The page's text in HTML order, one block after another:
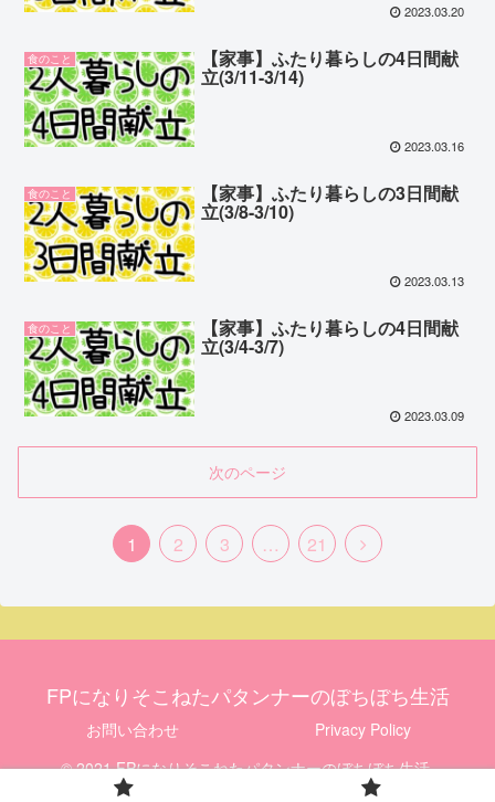
2023.03.20
食のこと 【家事】ふたり暮らしの4日間献
立(3/11-3/14)
2023.03.16
食のこと 【家事】ふたり暮らしの3日間献
立(3/8-3/10)
2023.03.13
食のこと 【家事】ふたり暮らしの4日間献
立(3/4-3/7)
2023.03.09
次のページ
1 2 3 … 21
FPになりそこねたパタンナーのぼちぼち生活
お問い合わせ
Privacy Policy
© 2021 FPになりそこねたパタンナーのぼちぼち生活.